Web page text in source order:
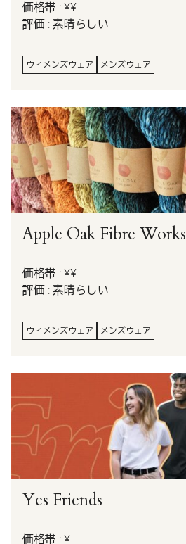
価格帯 : ¥¥
評価 : 素晴らしい
ウィメンズウェア メンズウェア
Apple Oak Fibre Works
価格帯 : ¥¥
評価 : 素晴らしい
ウィメンズウェア メンズウェア
Yes Friends
価格帯 : ¥